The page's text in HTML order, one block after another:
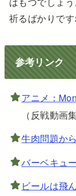
祈るばかりです
参考リンク
アニメ：
（反戦動画集
牛肉問題か
バーベキュ
ビールは飛